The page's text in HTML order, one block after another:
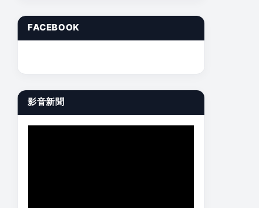
FACEBOOK
影音新聞